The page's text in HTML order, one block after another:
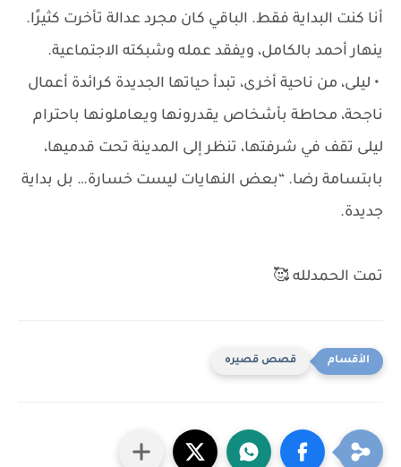
أنا كنت البداية فقط. الباقي كان مجرد عدالة تأخرت كثيرًا.
ينهار أحمد بالكامل، ويفقد عمله وشبكته الاجتماعية.
• ليلى، من ناحية أخرى، تبدأ حياتها الجديدة كرائدة أعمال
ناجحة، محاطة بأشخاص يقدرونها ويعاملونها باحترام
ليلى تقف في شرفتها، تنظر إلى المدينة تحت قدميها،
بابتسامة رضا. “بعض النهايات ليست خسارة… بل بداية
جديدة.
تمت الحمدلله 🥰
قصص قصيره